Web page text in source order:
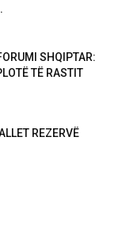
SHQIPTAR:
TË RASTIT
REZERVË